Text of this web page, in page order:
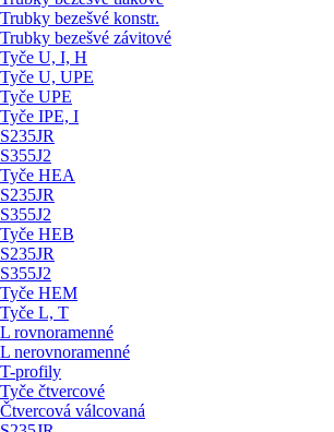
Trubky bezešvé konstr.
Trubky bezešvé závitové
Tyče U, I, H
Tyče U, UPE
Tyče UPE
Tyče IPE, I
S235JR
S355J2
Tyče HEA
S235JR
S355J2
Tyče HEB
S235JR
S355J2
Tyče HEM
Tyče L, T
L rovnoramenné
L nerovnoramenné
T-profily
Tyče čtvercové
Čtvercová válcovaná